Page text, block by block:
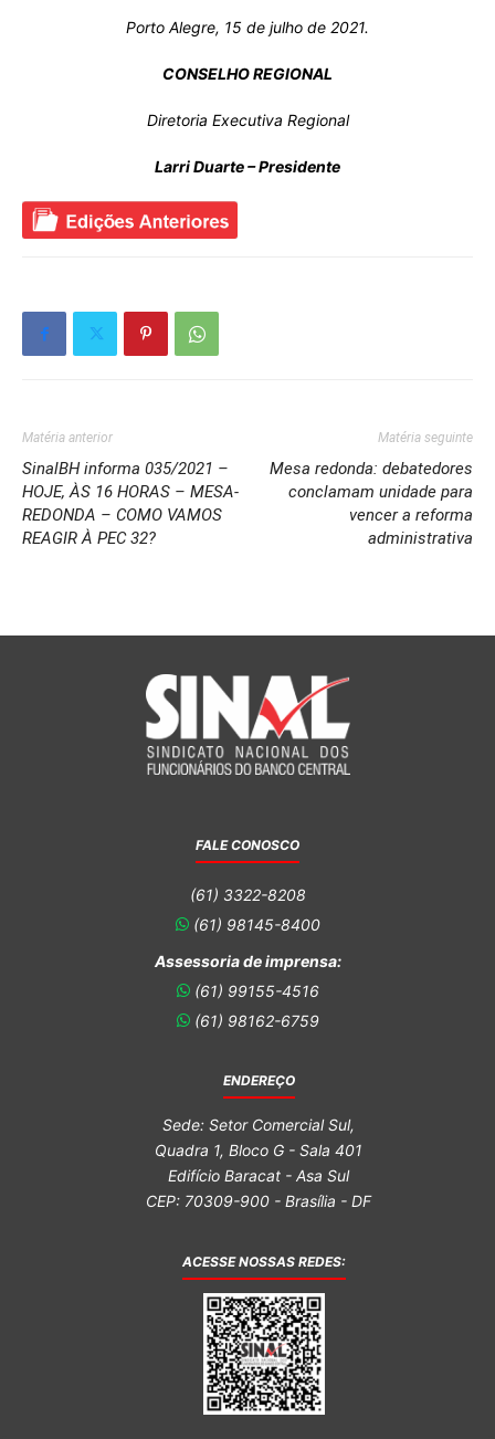
Porto Alegre, 15 de julho de 2021.
CONSELHO REGIONAL
Diretoria Executiva Regional
Larri Duarte – Presidente
Matéria anterior
SinalBH informa 035/2021 –
HOJE, ÀS 16 HORAS – MESA-
REDONDA – COMO VAMOS
REAGIR À PEC 32?
Matéria seguinte
Mesa redonda: debatedores
conclamam unidade para
vencer a reforma
administrativa
FALE CONOSCO
(61) 3322-8208
(61) 98145-8400
Assessoria de imprensa:
(61) 99155-4516
(61) 98162-6759
ENDEREÇO
Sede: Setor Comercial Sul,
Quadra 1, Bloco G - Sala 401
Edifício Baracat - Asa Sul
CEP: 70309-900 - Brasília - DF
ACESSE NOSSAS REDES: